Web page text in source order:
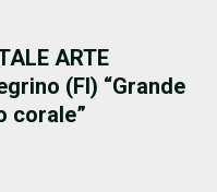
ARTE
(FI) “Grande
corale”